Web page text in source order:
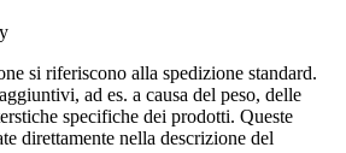
si riferiscono alla spedizione standard.
ad es. a causa del peso, delle
specifiche dei prodotti. Queste
direttamente nella descrizione del